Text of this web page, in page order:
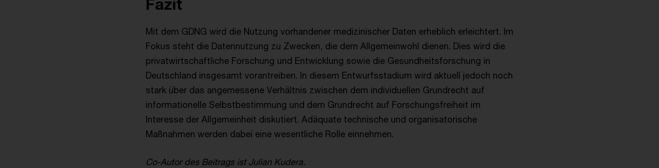
Fazit
Mit dem GDNG wird die Nutzung vorhandener medizinischer Daten erheblich erleichtert. Im
Fokus steht die Datennutzung zu Zwecken, die dem Allgemeinwohl dienen. Dies wird die
privatwirtschaftliche Forschung und Entwicklung sowie die Gesundheitsforschung in
Deutschland insgesamt vorantreiben. In diesem Entwurfsstadium wird aktuell jedoch noch
stark über das angemessene Verhältnis zwischen dem individuellen Grundrecht auf
informationelle Selbstbestimmung und dem Grundrecht auf Forschungsfreiheit im
Interesse der Allgemeinheit diskutiert. Adäquate technische und organisatorische
Maßnahmen werden dabei eine wesentliche Rolle einnehmen.
Co-Autor des Beitrags ist Julian Kudera.